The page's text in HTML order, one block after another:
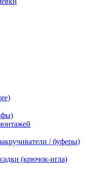
/ буферы)
(крючок-игла)